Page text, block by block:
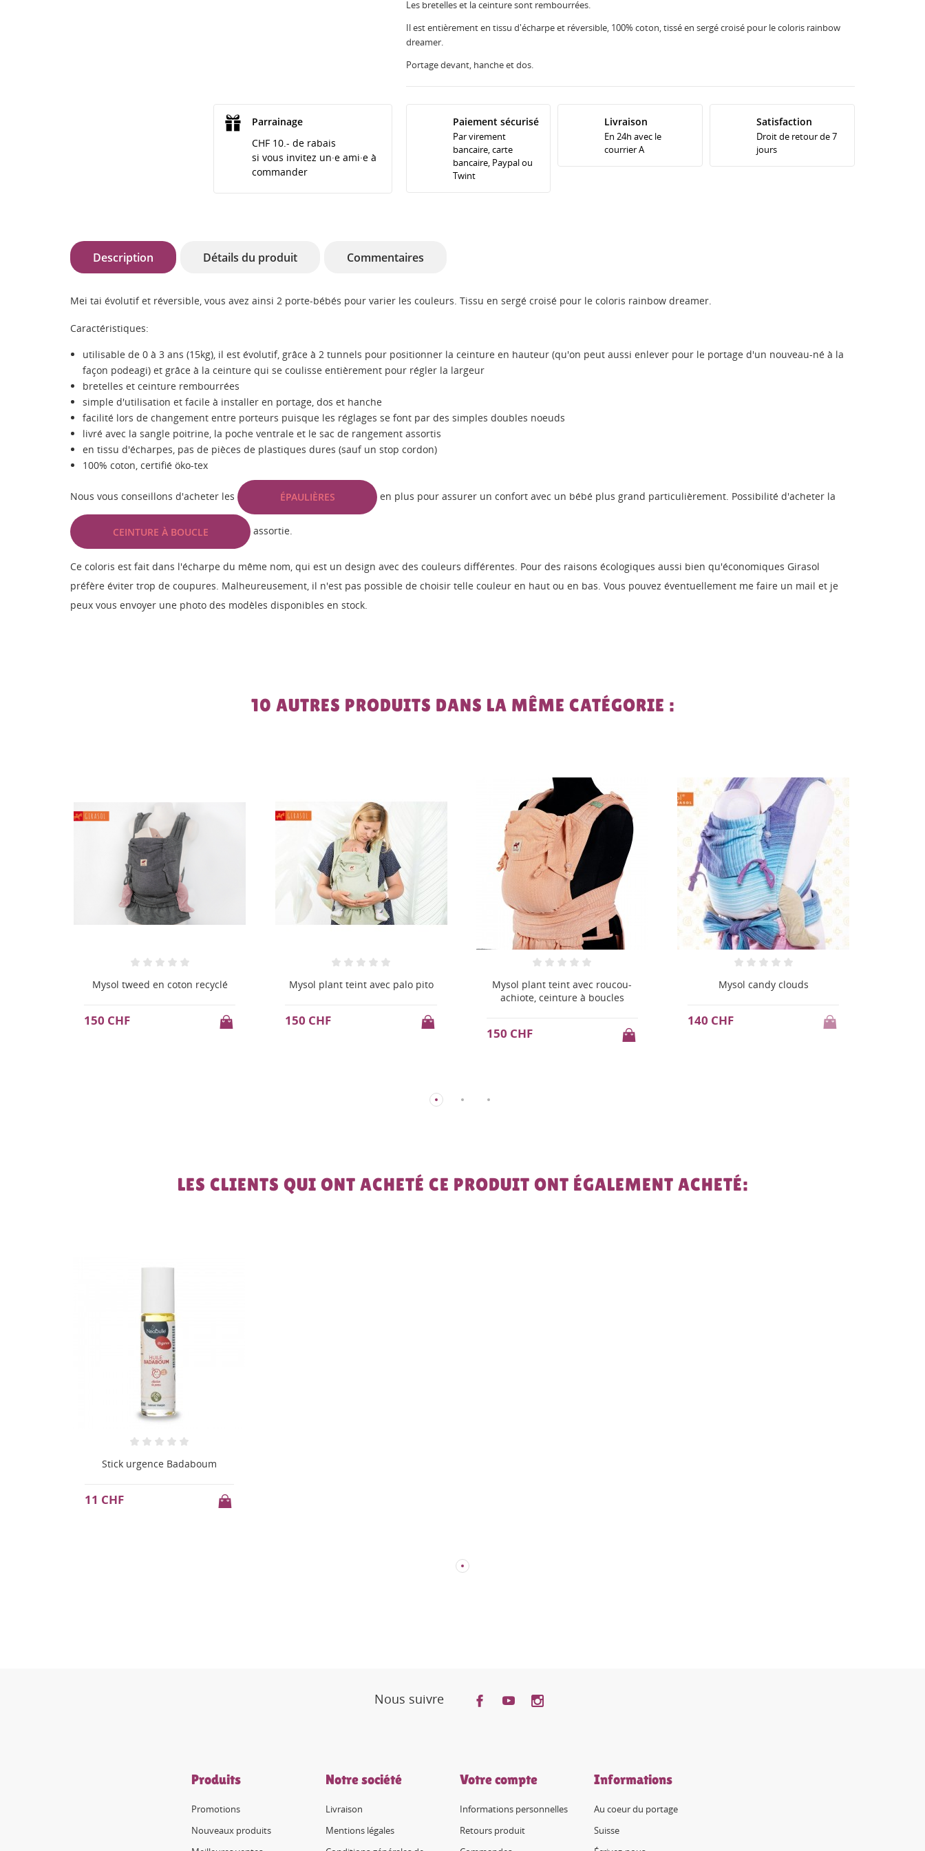
Les bretelles et la ceinture sont rembourrées.
Il est entièrement en tissu d'écharpe et réversible, 100% coton, tissé en sergé croisé pour le coloris rainbow
dreamer.
Portage devant, hanche et dos.
Parrainage
CHF 10.- de rabais
si vous invitez un·e ami·e à
commander
Paiement sécurisé
Par virement
bancaire, carte
bancaire, Paypal ou
Twint
Livraison
En 24h avec le
courrier A
Satisfaction
Droit de retour de 7
jours
Description Détails du produit Commentaires
Mei tai évolutif et réversible, vous avez ainsi 2 porte-bébés pour varier les couleurs. Tissu en sergé croisé pour le coloris rainbow dreamer.
Caractéristiques:
utilisable de 0 à 3 ans (15kg), il est évolutif, grâce à 2 tunnels pour positionner la ceinture en hauteur (qu'on peut aussi enlever pour le portage d'un nouveau-né à la
façon podeagi) et grâce à la ceinture qui se coulisse entièrement pour régler la largeur
bretelles et ceinture rembourrées
simple d'utilisation et facile à installer en portage, dos et hanche
facilité lors de changement entre porteurs puisque les réglages se font par des simples doubles noeuds
livré avec la sangle poitrine, la poche ventrale et le sac de rangement assortis
en tissu d'écharpes, pas de pièces de plastiques dures (sauf un stop cordon)
100% coton, certifié öko-tex
Nous vous conseillons d'acheter les ÉPAULIÈRES en plus pour assurer un confort avec un bébé plus grand particulièrement. Possibilité d'acheter la
CEINTURE À BOUCLE assortie.
Ce coloris est fait dans l'écharpe du même nom, qui est un design avec des couleurs différentes. Pour des raisons écologiques aussi bien qu'économiques Girasol
préfère éviter trop de coupures. Malheureusement, il n'est pas possible de choisir telle couleur en haut ou en bas. Vous pouvez éventuellement me faire un mail et je
peux vous envoyer une photo des modèles disponibles en stock.
10 AUTRES PRODUITS DANS LA MÊME CATÉGORIE :
Mysol plant teint avec palo pito
150 CHF
Mysol plant teint avec roucou-
Mysol candy clouds Mysol tulum
150 CHF
LES CLIENTS QUI ONT ACHETÉ CE PRODUIT ONT ÉGALEMENT ACHETÉ:
Stick urgence Badaboum
11 CHF
Nous suivre
Produits
Promotions
Nouveaux produits
Notre société
Livraison
Mentions légales
Votre compte
Informations personnelles
Retours produit
Informations
Au coeur du portage
Suisse